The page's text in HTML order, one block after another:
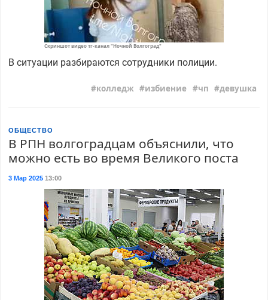
Скриншот видео тг-канал "Ночной Волгоград"
В ситуации разбираются сотрудники полиции.
колледж избиение чп девушка
ОБЩЕСТВО
В РПН волгоградцам объяснили, что
можно есть во время Великого поста
3 Мар 202513:00